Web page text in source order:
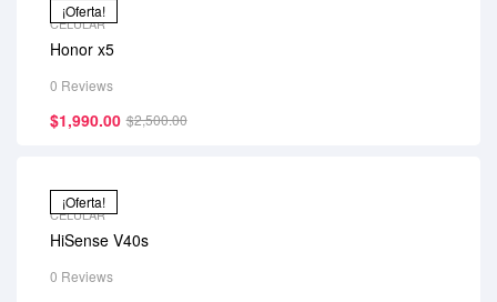
¡Oferta!
CELULAR
Honor x5
0 Reviews
$2,500.00
$1,990.00
¡Oferta!
CELULAR
HiSense V40s
0 Reviews